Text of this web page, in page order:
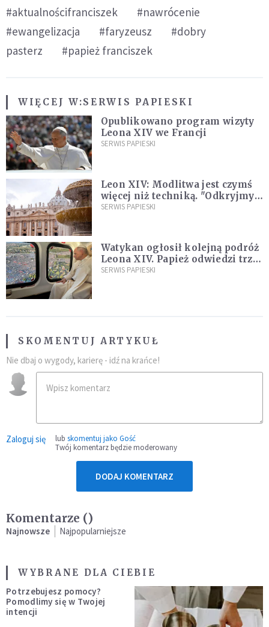
#aktualnościfranciszek
#nawrócenie
#ewangelizacja
#faryzeusz
#dobry
pasterz
#papież franciszek
WIĘCEJ W:SERWIS PAPIESKI
Opublikowano program wizyty
Leona XIV we Francji
SERWIS PAPIESKI
Leon XIV: Modlitwa jest czymś
więcej niż techniką. "Odkryjmy
ją na nowo"
SERWIS PAPIESKI
Watykan ogłosił kolejną podróż
Leona XIV. Papież odwiedzi trzy
kraje Ameryki Południowej
SERWIS PAPIESKI
SKOMENTUJ ARTYKUŁ
Nie dbaj o wygody, karierę - idź na krańce!
Zaloguj się lub skomentuj jako Gość
Twój komentarz będzie moderowany
DODAJ KOMENTARZ
Komentarze ()
Najnowsze Najpopularniejsze
WYBRANE DLA CIEBIE
Potrzebujesz pomocy?
Pomodlimy się w Twojej
intencji